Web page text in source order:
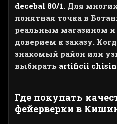
decebal 80/1. Для
понятная точка в
реальным магазином
доверием к заказу.
знакомый район или
выбирать artificii
Где покупать
фейерверки в